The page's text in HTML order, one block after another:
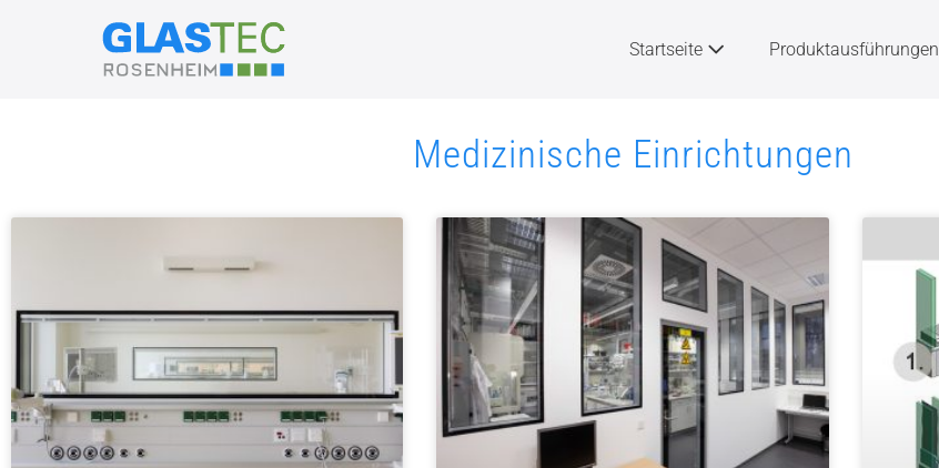
Startseite Produktausführungen
Medizinische Einrichtungen